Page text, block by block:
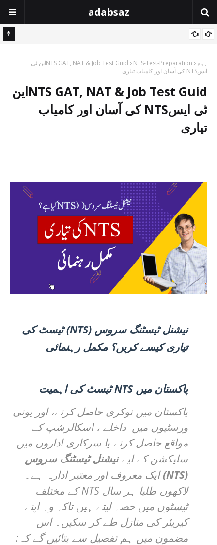
adabsaz
ہوم NTS-Test-Preparation
NTS GAT, NAT & Job Test Guidاین ٹی
ایسNTS کی آسان اور کامیاب تیاری
NTS GAT, NAT & Job Test Guidاین
ٹی ایسNTS کی آسان اور کامیاب
تیاری
نیشنل ٹیسٹنگ سروس (NTS)ٹیسٹ کی
تیاری کیسے کریں؟ مکمل رہنمائی
پاکستان میں NTSٹیسٹ کی اہمیت
پاکستان میں نوکری حاصل کرنے، اور یونی
ورسٹیوں میں داخلے ، اسکالرشپ کے
مواقع حاصل کرنے یا سرکاری اداروں میں
سلیکشن کے لیےنیشنل ٹیسٹنگ سروس
(NTS) ایک معروف اور معتبر ادارہ ہے۔
لاکھوں طلبا ہر سال NTSکے مختلف
ٹیسٹوں میں حصہ لیتے ہیں تاکہ وہ اپنے
کیریئر کی منازل طے کر سکیں۔ اس
مضمون میں ہم تفصیل سے بتائیں گے کہ :